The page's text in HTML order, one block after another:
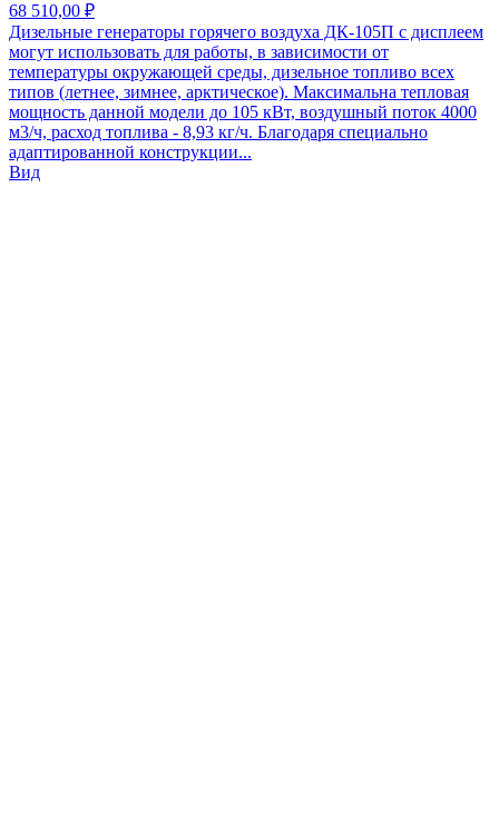
68 510,00 ₽
Дизельные генераторы горячего воздуха ДК-105П с дисплеем
могут использовать для работы, в зависимости от
температуры окружающей среды, дизельное топливо всех
типов (летнее, зимнее, арктическое). Максимальна тепловая
мощность данной модели до 105 кВт, воздушный поток 4000
м3/ч, расход топлива - 8,93 кг/ч. Благодаря специально
адаптированной конструкции...
Вид